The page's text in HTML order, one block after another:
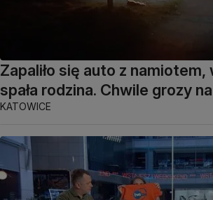
Zapaliło się auto z namiotem,
spała rodzina. Chwile grozy
KATOWICE